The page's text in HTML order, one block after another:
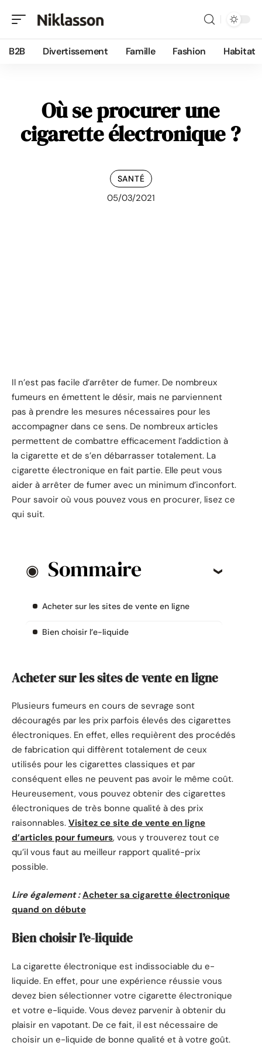
B2B Divertissement Famille Fashion Habitat
Où se procurer une
cigarette électronique ?
SANTÉ
05/03/2021
Il n’est pas facile d’arrêter de fumer. De nombreux
fumeurs en émettent le désir, mais ne parviennent
pas à prendre les mesures nécessaires pour les
accompagner dans ce sens. De nombreux articles
permettent de combattre efficacement l’addiction à
la cigarette et de s’en débarrasser totalement. La
cigarette électronique en fait partie. Elle peut vous
aider à arrêter de fumer avec un minimum d’inconfort.
Pour savoir où vous pouvez vous en procurer, lisez ce
qui suit.
Sommaire
Acheter sur les sites de vente en ligne
Bien choisir l’e-liquide
Acheter sur les sites de vente en ligne
Plusieurs fumeurs en cours de sevrage sont
découragés par les prix parfois élevés des cigarettes
électroniques. En effet, elles requièrent des procédés
de fabrication qui diffèrent totalement de ceux
utilisés pour les cigarettes classiques et par
conséquent elles ne peuvent pas avoir le même coût.
Heureusement, vous pouvez obtenir des cigarettes
électroniques de très bonne qualité à des prix
raisonnables. Visitez ce site de vente en ligne
d’articles pour fumeurs, vous y trouverez tout ce
qu’il vous faut au meilleur rapport qualité-prix
possible.
Lire également : Acheter sa cigarette électronique
quand on débute
Bien choisir l’e-liquide
La cigarette électronique est indissociable du e-
liquide. En effet, pour une expérience réussie vous
devez bien sélectionner votre cigarette électronique
et votre e-liquide. Vous devez parvenir à obtenir du
plaisir en vapotant. De ce fait, il est nécessaire de
choisir un e-liquide de bonne qualité et à votre goût.